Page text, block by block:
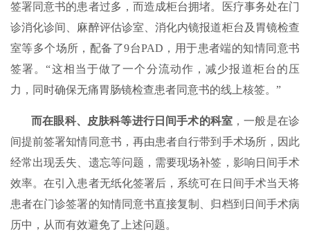
签署同意书的患者过多，而造成柜台拥堵。医疗事务处在门
诊消化诊间、麻醉评估诊室、消化内镜报道柜台及胃镜检查
室等多个场所，配备了9台PAD，用于患者端的知情同意书
签署。“这相当于做了一个分流动作，减少报道柜台的压
力，同时确保无痛胃肠镜检查患者同意书的线上核签。”
而在眼科、皮肤科等进行日间手术的科室 ，一般是在诊
间提前签署知情同意书，再由患者自行带到手术场所，因此
经常出现丢失、遗忘等问题，需要现场补签，影响日间手术
效率。在引入患者无纸化签署后，系统可在日间手术当天将
患者在门诊签署的知情同意书直接复制、归档到日间手术病
历中，从而有效避免了上述问题。